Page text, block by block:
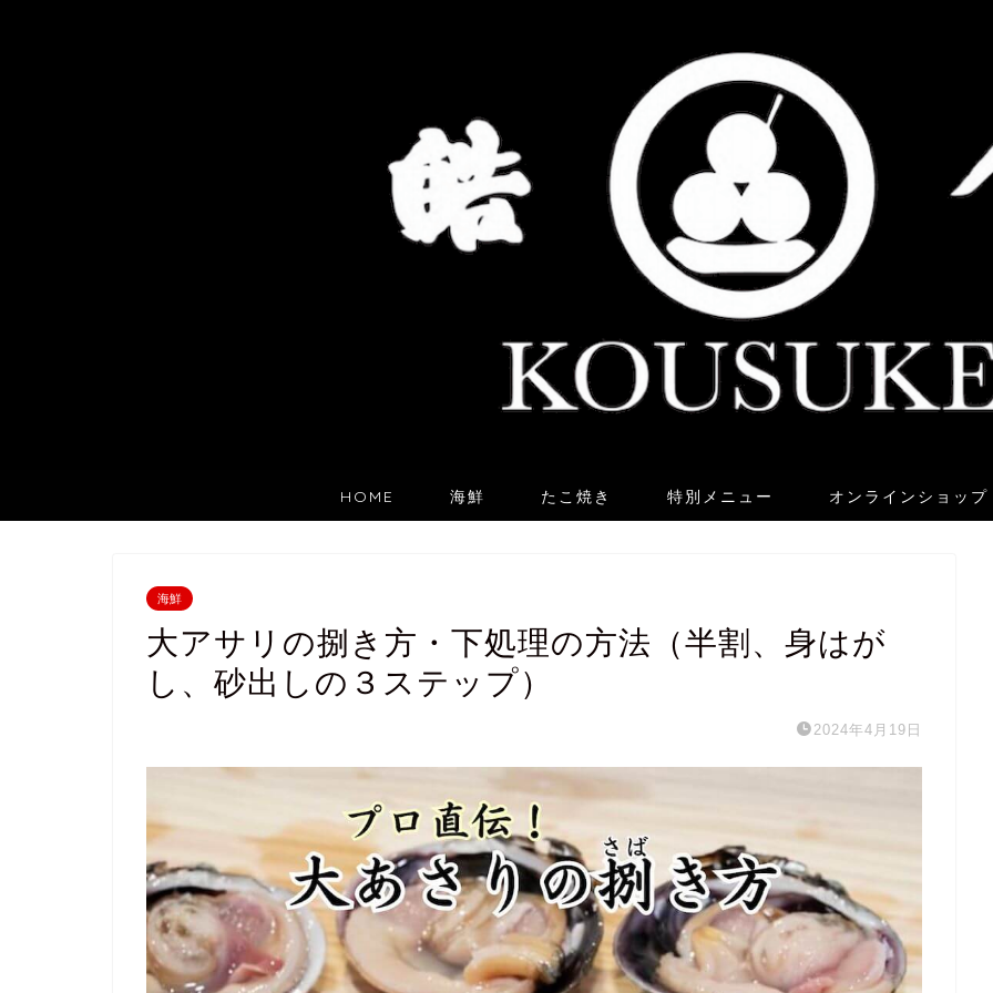
HOME 海鮮 たこ焼き 特別メニュー オンラインショップ
海鮮
大アサリの捌き方・下処理の方法（半割、身はが
し、砂出しの３ステップ）
2024年4月19日